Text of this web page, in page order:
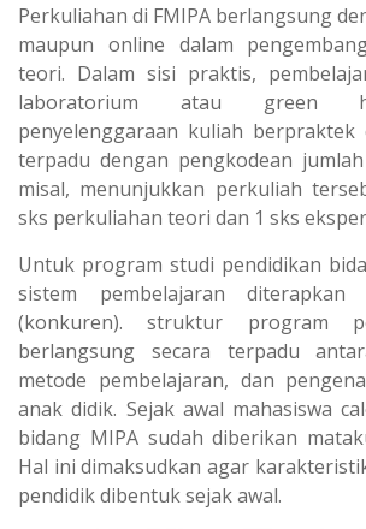
Perkuliahan di FMIPA berlangsung
maupun online dalam
teori. Dalam sisi praktis,
laboratorium atau green
penyelenggaraan kuliah berpraktek
terpadu dengan pengkodean
misal, menunjukkan perkuliah
sks perkuliahan teori dan 1 sks
Untuk program studi pendidikan
sistem pembelajaran diterapkan
(konkuren). struktur program
berlangsung secara terpadu
metode pembelajaran, dan
anak didik. Sejak awal mahasiswa
bidang MIPA sudah diberikan
Hal ini dimaksudkan agar
pendidik dibentuk sejak awal.